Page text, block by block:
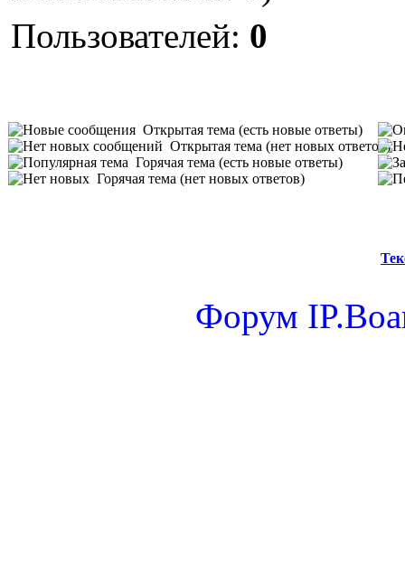
Пользователей: 0
Открытая тема (есть новые ответы)
Открытая тема (нет новых ответов)
Горячая тема (есть новые ответы)
Горячая тема (нет новых ответов)
Форум